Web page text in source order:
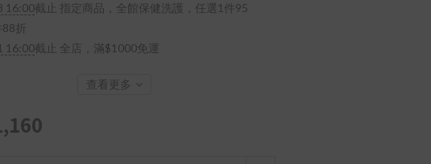
16:00截止
指定商品，全館保健洗護，任選1件95
折
16:00截止 全店，滿$1000免運
查看更多